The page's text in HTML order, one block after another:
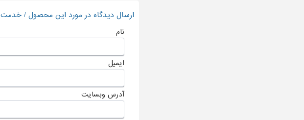
ارسال دیدگاه در مورد این محصول / خدمت
نام
ایمیل
آدرس وبسایت